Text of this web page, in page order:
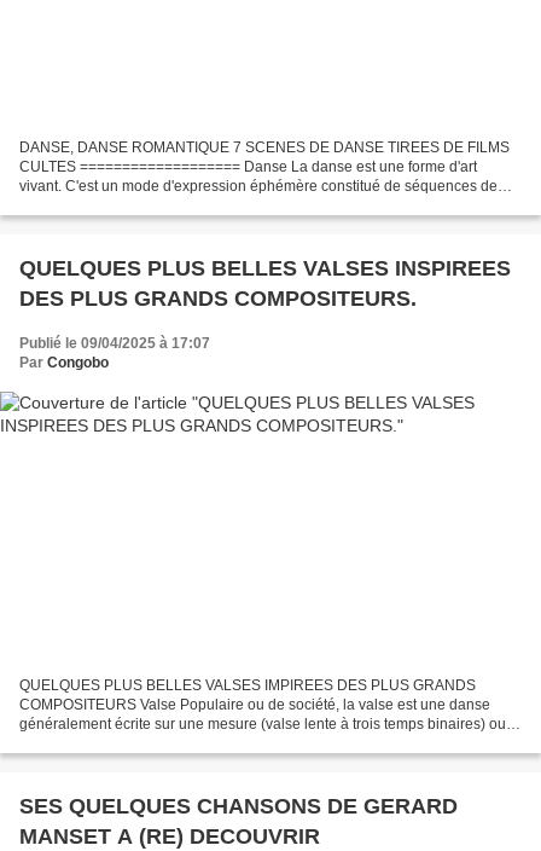
DANSE, DANSE ROMANTIQUE 7 SCENES DE DANSE TIREES DE FILMS
CULTES =================== Danse La danse est une forme d'art
vivant. C'est un mode d'expression éphémère constitué de séquences de
QUELQUES PLUS BELLES VALSES INSPIREES
DES PLUS GRANDS COMPOSITEURS.
Publié le 09/04/2025 à 17:07
Par Congobo
QUELQUES PLUS BELLES VALSES IMPIREES DES PLUS GRANDS
COMPOSITEURS Valse Populaire ou de société, la valse est une danse
généralement écrite sur une mesure (valse lente à trois temps binaires) ou le
SES QUELQUES CHANSONS DE GERARD
MANSET A (RE) DECOUVRIR